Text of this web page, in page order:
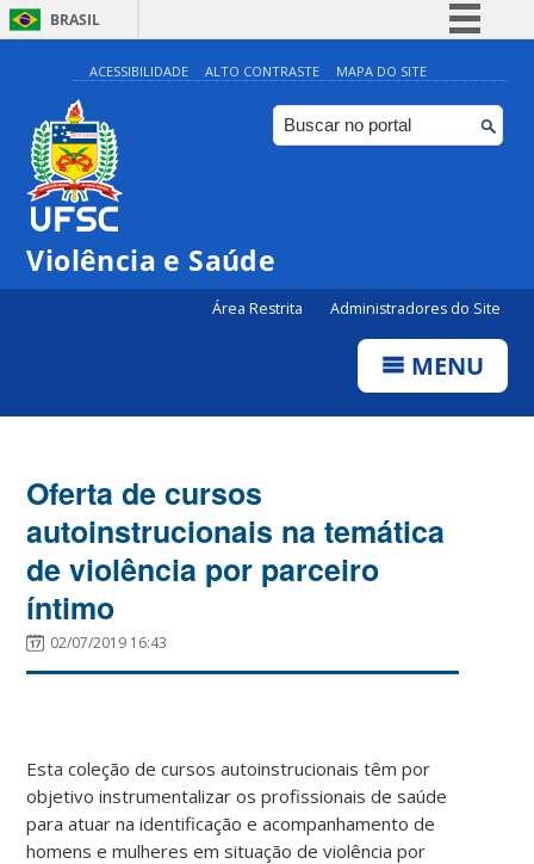
BRASIL
Simplifique!
Comunica BR
Participe
ACESSIBILIDADE ALTO CONTRASTE MAPA DO SITE
Violência e Saúde
Área Restrita Administradores do Site
MENU
Oferta de cursos
autoinstrucionais na temática
de violência por parceiro
íntimo
02/07/2019 16:43
Esta coleção de cursos autoinstrucionais têm por
objetivo instrumentalizar os profissionais de saúde
para atuar na identificação e acompanhamento de
homens e mulheres em situação de violência por